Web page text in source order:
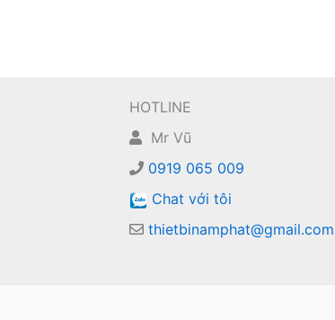
HOTLINE
Mr Vũ
0919 065 009
Chat với tôi
thietbinamphat@gmail.com